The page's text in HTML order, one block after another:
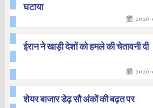
घटाया
ईरान ने खाड़ी देशों को हमले की चेतावनी दी
शेयर बाजार डेढ़ सौ अंकों की बढ़त पर